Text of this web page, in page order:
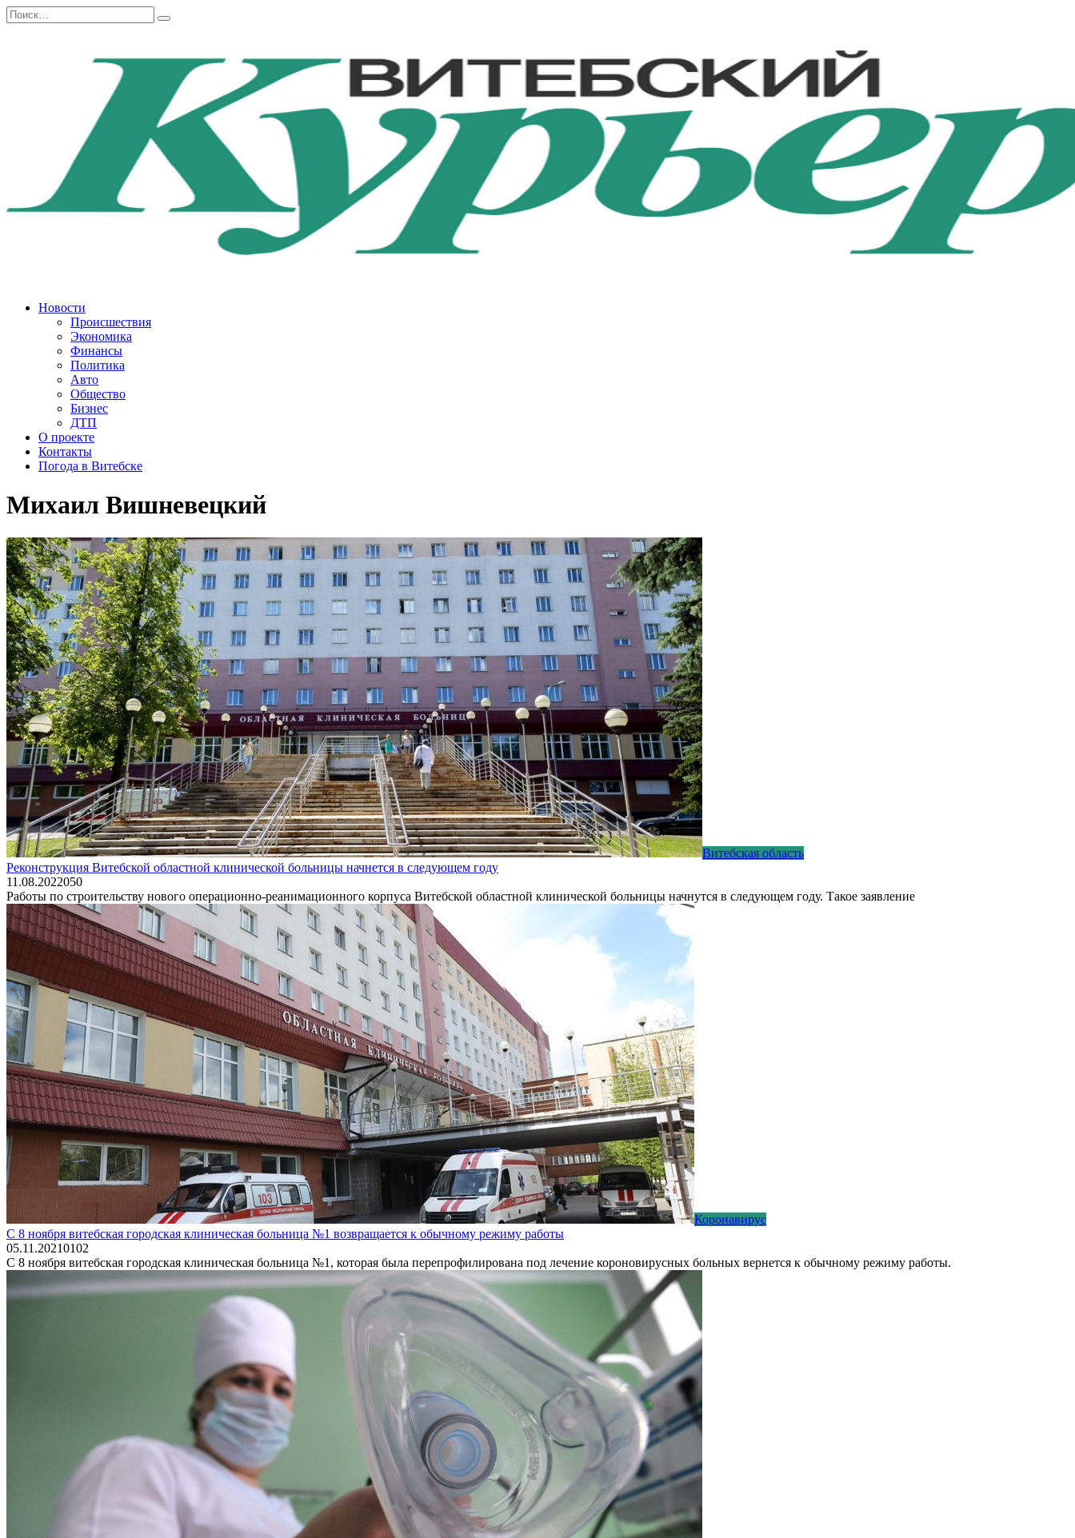
Перейти
к
Search
for:
Новости
Происшествия
Экономика
Финансы
Политика
Авто
Общество
Бизнес
ДТП
О проекте
Контакты
Погода в Витебске
Михаил Вишневецкий
Витебская область
Реконструкция Витебской областной клинической больницы начнется в следующем году
11.08.2022050
Работы по строительству нового операционно-реанимационного корпуса Витебской областной клинической больницы начнутся в следующем году. Такое заявление
Коронавирус
С 8 ноября витебская городская клиническая больница №1 возвращается к обычному режиму работы
05.11.20210102
С 8 ноября витебская городская клиническая больница №1, которая была перепрофилирована под лечение короновирусных больных вернется к обычному режиму работы.